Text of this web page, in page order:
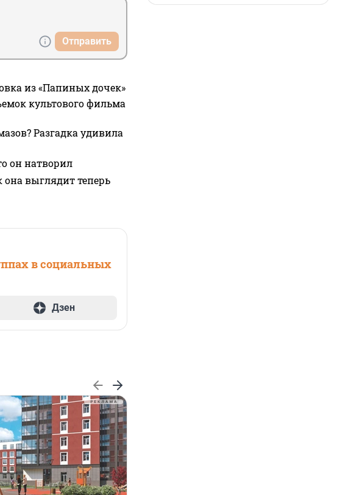
Отправить
из «Папиных дочек»
культового фильма
Разгадка удивила
он натворил
она выглядит теперь
в социальных
Дзен